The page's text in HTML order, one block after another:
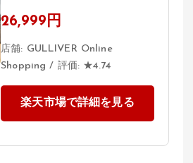
26,999円
店舗: GULLIVER Online
Shopping / 評価: ★4.74
楽天市場で詳細を見る